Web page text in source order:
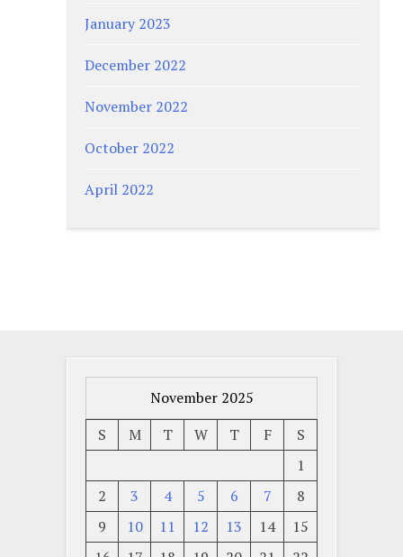
January 2023
December 2022
November 2022
October 2022
April 2022
November 2025
S
M T W T F
S
1
2
3 4 5 6 7
8
9
10 11 12 13 14
15